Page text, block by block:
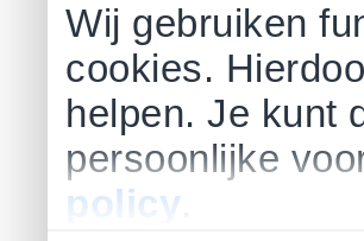
Wij gebruiken
cookies.
helpen. Je kunt
persoonlijke
policy